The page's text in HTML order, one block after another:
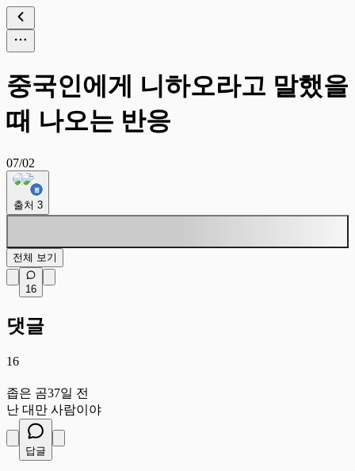
중국인에게 니하오라고 말했을
때 나오는 반응
07/02
출처 3
전체 보기
16
댓글
16
좁은 곰37일 전
난 대만 사람이야
답글